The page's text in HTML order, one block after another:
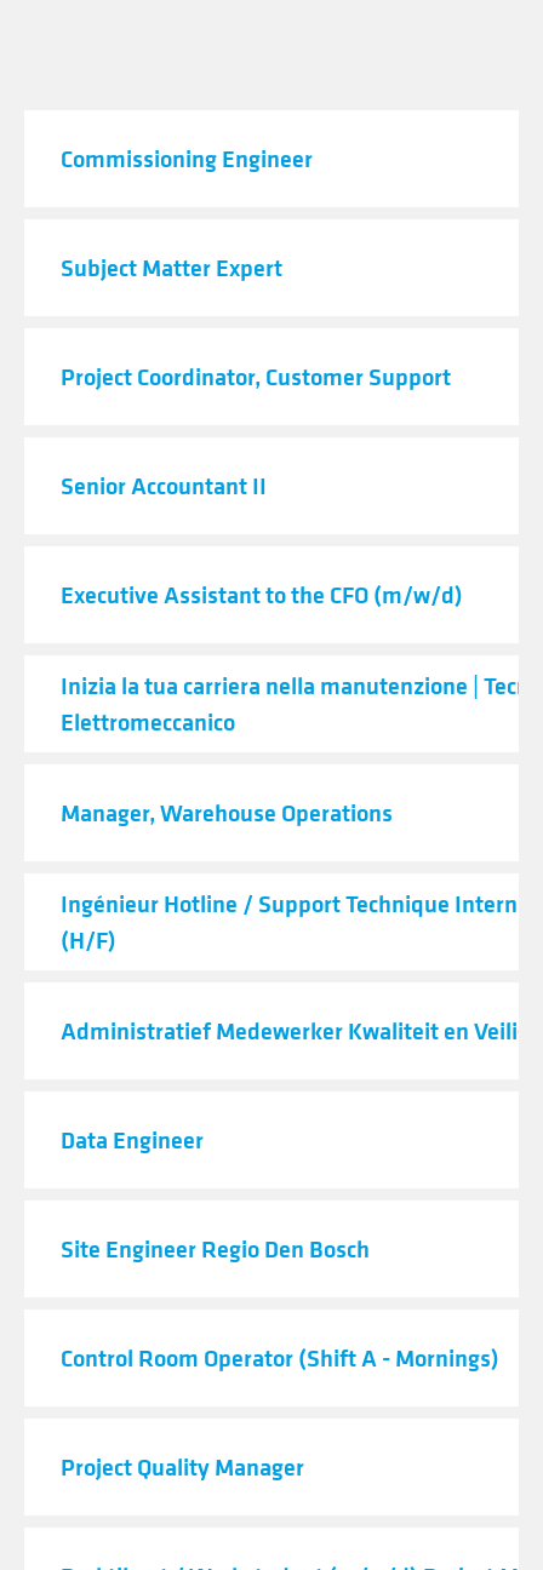
Commissioning Engineer
Subject Matter Expert
Project Coordinator, Customer Support
Senior Accountant II
Executive Assistant to the CFO (m/w/d)
Inizia la tua carriera nella manutenzione |
Elettromeccanico
Manager, Warehouse Operations
Ingénieur Hotline / Support Technique
(H/F)
Administratief Medewerker Kwaliteit en
Data Engineer
Site Engineer Regio Den Bosch
Control Room Operator (Shift A - Mornings)
Project Quality Manager